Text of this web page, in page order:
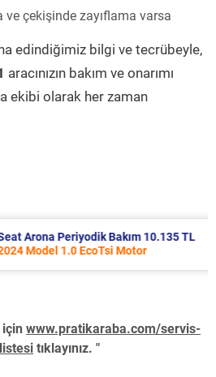
ve çekişinde zayıflama varsa
edindiğimiz bilgi ve tecrübeyle,
aracınızın bakım ve onarımı
ekibi olarak her zaman
Periyodik Bakım 10.135 TL
1.0 EcoTsi Motor
www.pratikaraba.com/servis-
tıklayınız. "